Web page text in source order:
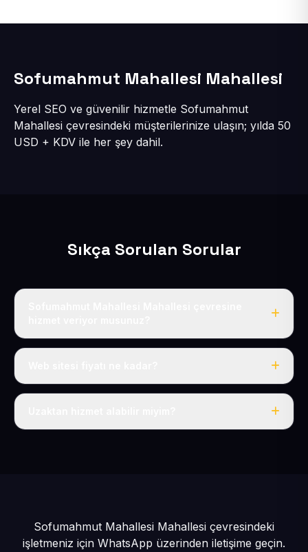
Sofumahmut Mahallesi Mahallesi
Yerel SEO ve güvenilir hizmetle Sofumahmut
Mahallesi çevresindeki müşterilerinize ulaşın; yılda 50
USD + KDV ile her şey dahil.
Sıkça Sorulan Sorular
Evet, Sofumahmut Mahallesi dahil tüm Sarıoğlan ve
Tek fiyat: yılda 50 USD + KDV, her şey dahil.
Sofumahmut Mahallesi Mahallesi çevresindeki
işletmeniz için WhatsApp üzerinden iletişime geçin.